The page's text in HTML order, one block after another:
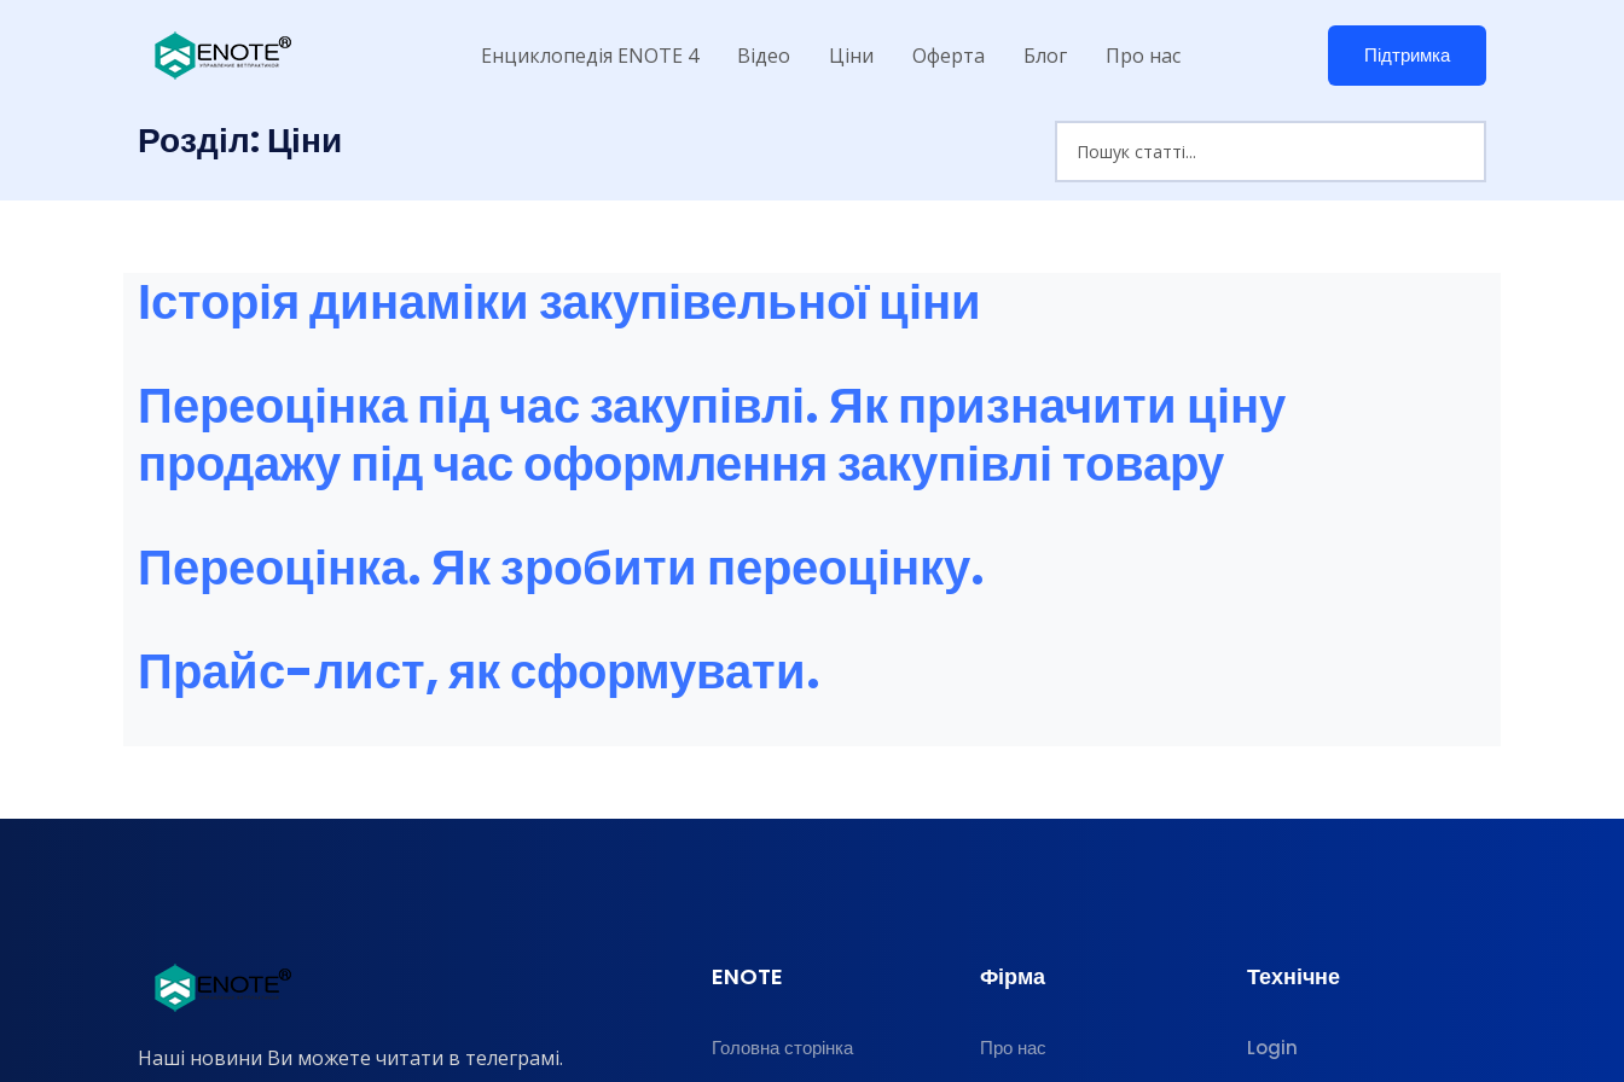
Енциклопедія ENOTE 4 Відео Ціни Оферта Блог Про нас Підтримка
Розділ: Ціни
Історія динаміки закупівельної ціни
Переоцінка під час закупівлі. Як призначити ціну
продажу під час оформлення закупівлі товару
Переоцінка. Як зробити переоцінку.
Прайс-лист, як сформувати.
Наші новини Ви можете читати в телеграмі.
ENOTE
Головна сторінка
Фірма
Про нас
Технічне
Login